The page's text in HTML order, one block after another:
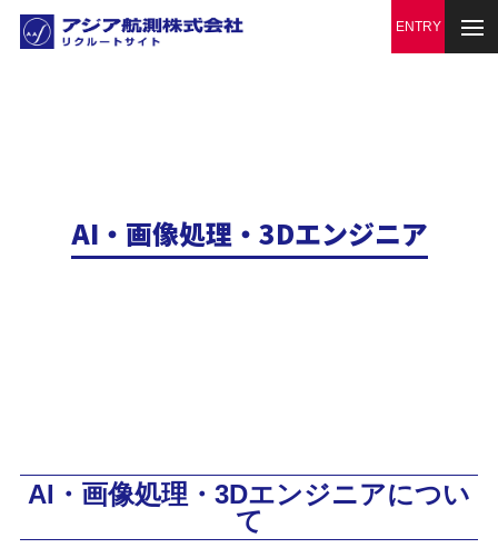
AI・画像処理・3Dエンジニア
AI・画像処理・3Dエンジニアについ
て